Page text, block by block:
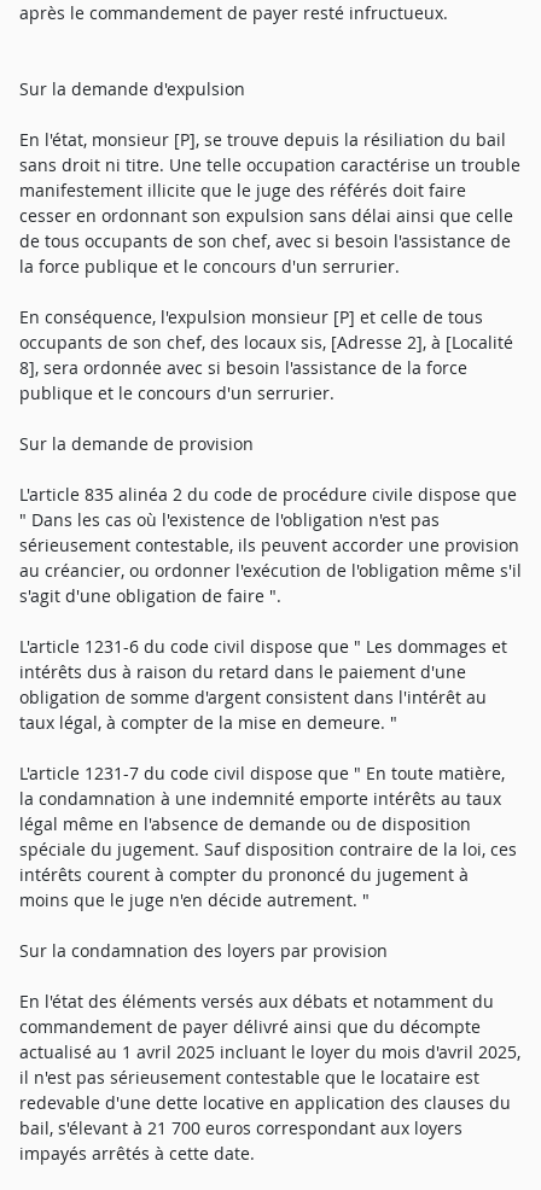
après le commandement de payer resté infructueux.
Sur la demande d'expulsion
En l'état, monsieur [P], se trouve depuis la résiliation du bail
sans droit ni titre. Une telle occupation caractérise un trouble
manifestement illicite que le juge des référés doit faire
cesser en ordonnant son expulsion sans délai ainsi que celle
de tous occupants de son chef, avec si besoin l'assistance de
la force publique et le concours d'un serrurier.
En conséquence, l'expulsion monsieur [P] et celle de tous
occupants de son chef, des locaux sis, [Adresse 2], à [Localité
8], sera ordonnée avec si besoin l'assistance de la force
publique et le concours d'un serrurier.
Sur la demande de provision
L'article 835 alinéa 2 du code de procédure civile dispose que
" Dans les cas où l'existence de l'obligation n'est pas
sérieusement contestable, ils peuvent accorder une provision
au créancier, ou ordonner l'exécution de l'obligation même s'il
s'agit d'une obligation de faire ".
L'article 1231-6 du code civil dispose que " Les dommages et
intérêts dus à raison du retard dans le paiement d'une
obligation de somme d'argent consistent dans l'intérêt au
taux légal, à compter de la mise en demeure. "
L'article 1231-7 du code civil dispose que " En toute matière,
la condamnation à une indemnité emporte intérêts au taux
légal même en l'absence de demande ou de disposition
spéciale du jugement. Sauf disposition contraire de la loi, ces
intérêts courent à compter du prononcé du jugement à
moins que le juge n'en décide autrement. "
Sur la condamnation des loyers par provision
En l'état des éléments versés aux débats et notamment du
commandement de payer délivré ainsi que du décompte
actualisé au 1 avril 2025 incluant le loyer du mois d'avril 2025,
il n'est pas sérieusement contestable que le locataire est
redevable d'une dette locative en application des clauses du
bail, s'élevant à 21 700 euros correspondant aux loyers
impayés arrêtés à cette date.